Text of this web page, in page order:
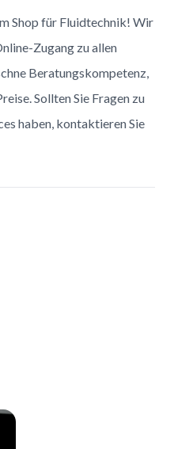
Shop für Fluidtechnik! Wir
Zugang zu allen
Beratungskompetenz,
Sollten Sie Fragen zu
haben, kontaktieren Sie